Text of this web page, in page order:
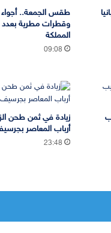
طقس الجمعة.. أجواء
وقطرات مطرية
المملكة
09:08
زيادة في ثمن طحن
أرباب المعاصر
23:48